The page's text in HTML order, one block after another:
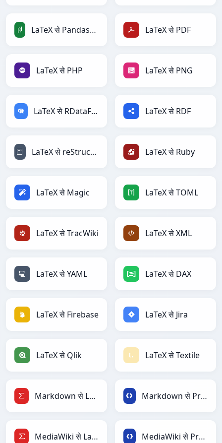
LaTeX से PandasDataFrame LaTeX से PDF
LaTeX से PHP LaTeX से PNG
LaTeX से RDataFrame LaTeX से RDF
LaTeX से reStructuredText LaTeX से Ruby
LaTeX से Magic LaTeX से TOML
LaTeX से TracWiki LaTeX से XML
LaTeX से YAML LaTeX से DAX
LaTeX से Firebase LaTeX से Jira
LaTeX से Qlik LaTeX से Textile
Markdown से LaTeX Markdown से Protobuf
MediaWiki से LaTeX MediaWiki से Protobuf